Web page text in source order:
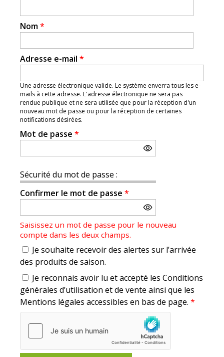
Nom*
Adresse e-mail *
Une adresse électronique valide. Le système enverra tous les e-
mails à cette adresse. L'adresse électronique ne sera pas
rendue publique et ne sera utilisée que pour la réception d'un
nouveau mot de passe ou pour la réception de certaines
notifications désirées.
Mot de passe *
Sécurité du mot de passe :
Confirmer le mot de passe *
Saisissez un mot de passe pour le nouveau
compte dans les deux champs.
Je souhaite recevoir des alertes sur l’arrivée
des produits de saison.
Je reconnais avoir lu et accepté les Conditions
générales d’utilisation et de vente ainsi que les
Mentions légales accessibles en bas de page. *